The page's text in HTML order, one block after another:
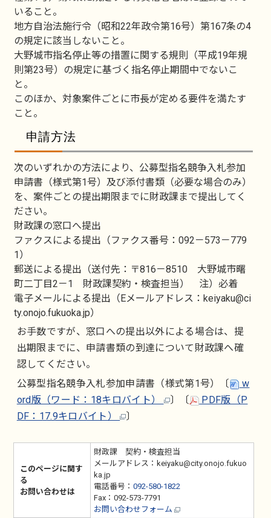
いること。
地方自治法施行令（昭和22年政令第16号）第167条の4
の規定に該当しないこと。
大野城市指名停止等の措置に関する規則（平成19年規
則第23号）の規定に基づく指名停止期間中でないこ
と。
このほか、対象案件ごとに市長が定める要件を満たす
こと。
申請方法
次のいずれかの方法により、公募型指名競争入札参加
申請書（様式第1号）及び添付書類（必要な場合のみ）
を、案件ごとの提出期限までに財政課まで提出してく
ださい。
財政課の窓口へ提出
ファクスによる提出（ファクス番号：092－573－779
1）
郵送による提出（送付先：〒816－8510 大野城市曙
町二丁目2－1 財政課契約・検査担当） 注）必着
電子メールによる提出（Eメールアドレス：keiyaku@ci
ty.onojo.fukuoka.jp）
お手数ですが、窓口への提出以外による場合は、提
出期限までに、申請書類の到達について財政課へ確
認してください。
公募型指名競争入札参加申請書（様式第1号）〔
w
ord版（ワード：18キロバイト）
〕〔
PDF版（P
DF：17.9キロバイト） 〕
このページに関す
る
お問い合わせは
財政課 契約・検査担当
メールアドレス：keiyaku@city.onojo.fukuo
ka.jp
電話番号： 092-580-1822
Fax：092-573-7791
お問い合わせフォーム